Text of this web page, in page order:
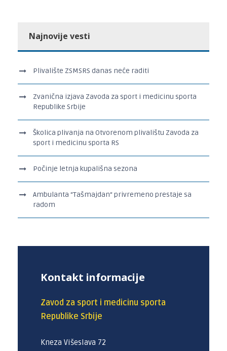
Najnovije vesti
Plivalište ZSMSRS danas neće raditi
Zvanična izjava Zavoda za sport i medicinu sporta
Republike Srbije
Školica plivanja na Otvorenom plivalištu Zavoda za
sport i medicinu sporta RS
Počinje letnja kupališna sezona
Ambulanta “Tašmajdan“ privremeno prestaje sa
radom
Kontakt informacije
Zavod za sport i medicinu sporta
Republike Srbije
Kneza Višeslava 72